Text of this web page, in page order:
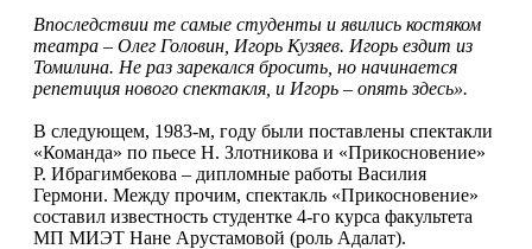
Впоследствии те самые студенты и явились костяком
театра – Олег Головин, Игорь Кузяев. Игорь ездит из
Томилина. Не раз зарекался бросить, но начинается
репетиция нового спектакля, и Игорь – опять здесь».
В следующем, 1983-м, году были поставлены спектакли
«Команда» по пьесе Н. Злотникова и «Прикосновение»
Р. Ибрагимбекова – дипломные работы Василия
Гермони. Между прочим, спектакль «Прикосновение»
составил известность студентке 4-го курса факультета
МП МИЭТ Нане Арустамовой (роль Адалат).